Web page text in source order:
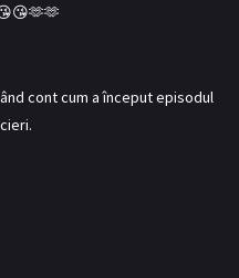
cont cum a început episodul